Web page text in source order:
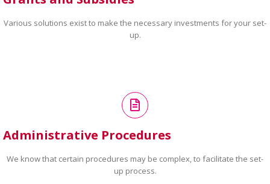
Various solutions exist to make the necessary investments for your set-
up.
Administrative Procedures
We know that certain procedures may be complex, to facilitate the set-
up process.